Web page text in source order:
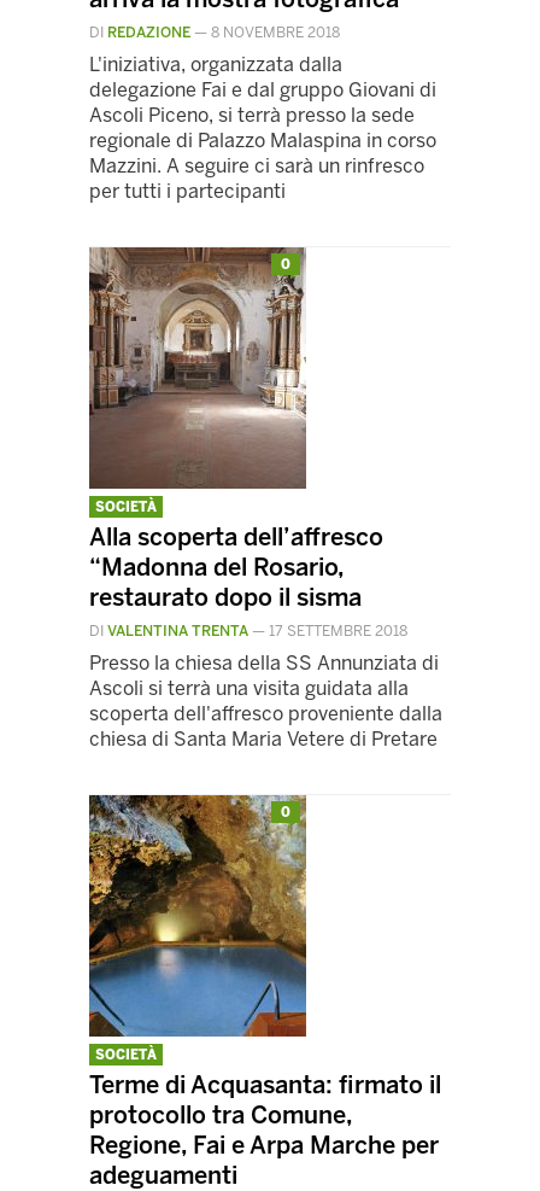
DI REDAZIONE — 8 NOVEMBRE 2018
L'iniziativa, organizzata dalla
delegazione Fai e dal gruppo Giovani di
Ascoli Piceno, si terrà presso la sede
regionale di Palazzo Malaspina in corso
Mazzini. A seguire ci sarà un rinfresco
per tutti i partecipanti
0
SOCIETÀ
Alla scoperta dell’affresco
“Madonna del Rosario,
restaurato dopo il sisma
DI VALENTINA TRENTA — 17 SETTEMBRE 2018
Presso la chiesa della SS Annunziata di
Ascoli si terrà una visita guidata alla
scoperta dell'affresco proveniente dalla
chiesa di Santa Maria Vetere di Pretare
0
SOCIETÀ
Terme di Acquasanta: firmato il
protocollo tra Comune,
Regione, Fai e Arpa Marche per
adeguamenti